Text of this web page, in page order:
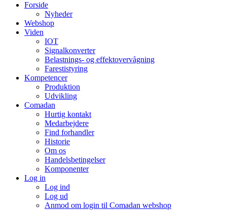
Forside
Nyheder
Webshop
Viden
IOT
Signalkonverter
Belastnings- og effektovervågning
Farestistyring
Kompetencer
Produktion
Udvikling
Comadan
Hurtig kontakt
Medarbejdere
Find forhandler
Historie
Om os
Handelsbetingelser
Komponenter
Log in
Log ind
Log ud
Anmod om login til Comadan webshop